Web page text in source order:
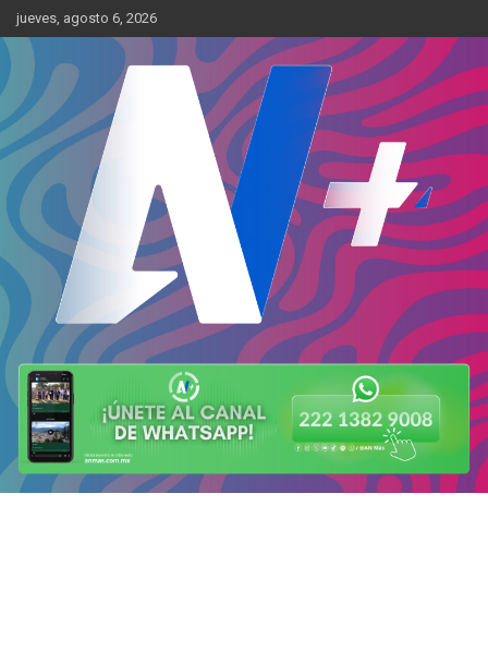
Skip
to
content
jueves, agosto 6, 2026
AN Más
Más cerca de ti